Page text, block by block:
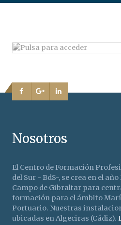
Nosotros
El Centro de Formación
del Sur - BdS-, se crea en el año
Campo de Gibraltar para
formación para el ámbito
Portuario. Nuestras
ubicadas en Algeciras (Cádiz).